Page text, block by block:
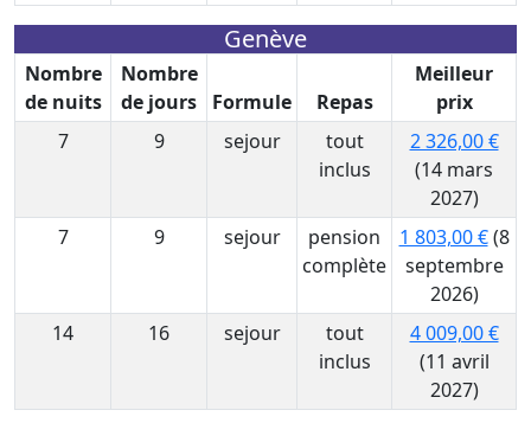
Genève
Nombre
de nuits
Nombre
de jours
Formule Repas
Meilleur
prix
7
9 sejour
tout
inclus
2 326,00 €
(14 mars
2027)
7
9 sejour
pension
complète
1 803,00 €(8
septembre
2026)
14
16 sejour
tout
inclus
4 009,00 €
(11 avril
2027)